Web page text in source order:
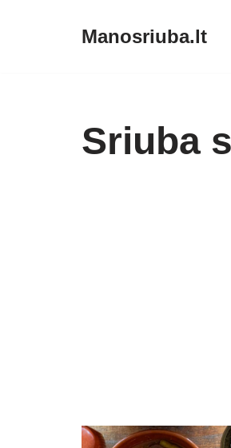
Manosriuba.lt
Sriuba